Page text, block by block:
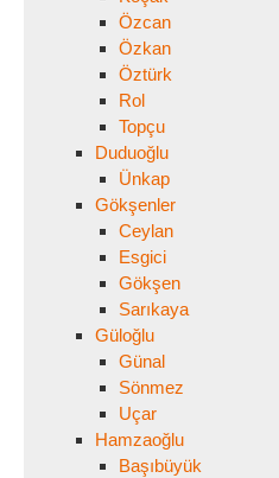
Özcan
Özkan
Öztürk
Rol
Topçu
Duduoğlu
Ünkap
Gökşenler
Ceylan
Esgici
Gökşen
Sarıkaya
Güloğlu
Günal
Sönmez
Uçar
Hamzaoğlu
Başıbüyük